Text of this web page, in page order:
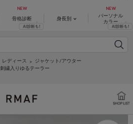
骨格診断 身長別
パーソナル
カラー
レディース
ジャケット/アウター
繍入りゆるテーラー